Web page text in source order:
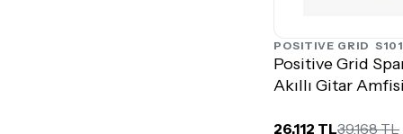
POSITIVE GRID
Positive Grid
Akıllı Gitar
26,112 TL39,168 TL